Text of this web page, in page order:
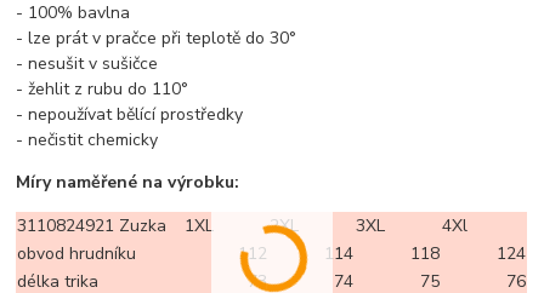
- 100% bavlna
- lze prát v pračce při teplotě do 30°
- nesušit v sušičce
- žehlit z rubu do 110°
- nepoužívat bělící prostředky
- nečistit chemicky
Míry naměřené na výrobku:
3110824921 Zuzka
1XL 2XL 3XL
4Xl
obvod hrudníku
112 114 118
124
délka trika
73 74 75
76